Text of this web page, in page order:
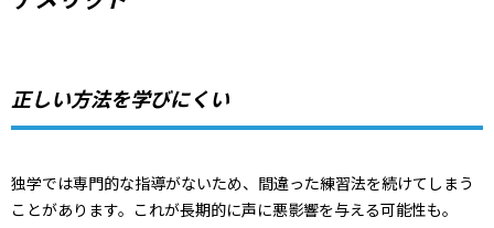
正しい方法を学びにくい
独学では専門的な指導がないため、間違った練習法を続けてしまう
ことがあります。これが長期的に声に悪影響を与える可能性も。